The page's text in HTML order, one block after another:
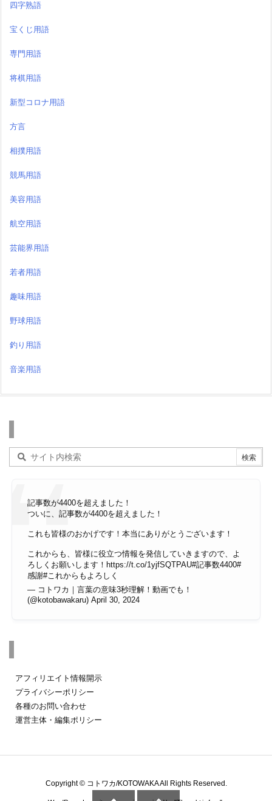
四字熟語
宝くじ用語
専門用語
将棋用語
新型コロナ用語
方言
相撲用語
競馬用語
美容用語
航空用語
芸能界用語
若者用語
趣味用語
野球用語
釣り用語
音楽用語
記事数が4400を超えました！
ついに、記事数が4400を超えました！
これも皆様のおかげです！本当にありがとうございます！
これからも、皆様に役立つ情報を発信していきますので、よ
ろしくお願いします！ https://t.co/1yjfSQTPAU#記事数4400#
感謝#これからもよろしく
— コトワカ｜言葉の意味3秒理解！動画でも！
(@kotobawakaru) April 30, 2024
アフィリエイト情報開示
プライバシーポリシー
各種のお問い合わせ
運営主体・編集ポリシー
Copyright © コトワカ/KOTOWAKAAll Rights Reserved.